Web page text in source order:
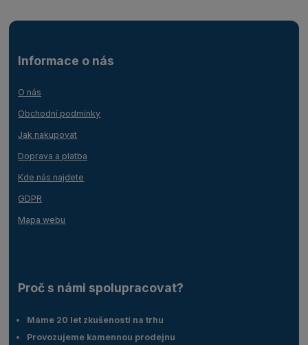
Informace o nás
O nás
Obchodní podmínky
Jak nakupovat
Doprava a platba
Kde nás najdete
GDPR
Mapa webu
Proč s námi spolupracovat?
Máme 20 let zkušeností na trhu
Provozujeme kamennou prodejnu